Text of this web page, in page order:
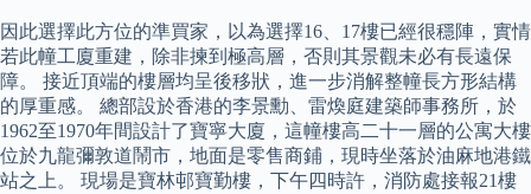
因此選擇此方位的準買家，以為選擇16、17樓已經很穩陣，實情
若此幢工廈重建，除非揀到極高層，否則其景觀未必有長遠保
障。 接近頂端的樓層均呈後移狀，進一步消解整幢長方形結構
的厚重感。 總部設於香港的李景勳、雷煥庭建築師事務所，於
1962至1970年間設計了寶寧大廈，這幢樓高二十一層的公寓大樓
位於九龍彌敦道鬧市，地面是零售商鋪，現時坐落於油麻地港鐵
站之上。 現場是寶林邨寶勤樓，下午四時許，消防處接報21樓